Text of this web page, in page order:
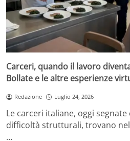
Carceri, quando il lavoro
Bollate e le altre esperienze
Redazione Luglio 24, 2026
Le carceri italiane, oggi
difficoltà strutturali, trovano
…